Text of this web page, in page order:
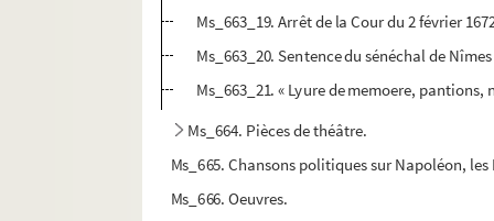
Ms_663_19. Arrêt de la Cour du 2 février
Ms_663_20. Sentence du sénéchal de
Ms_663_21. « Lyure de memoere,
Ms_664. Pièces de théâtre.
Ms_665. Chansons politiques sur Napoléon,
Ms_666. Oeuvres.